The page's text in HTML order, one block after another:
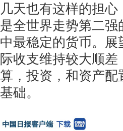
几天也有这样的担
是全世界走势第二
中最稳定的货币。
际收支维持较大顺
算，投资，和资产
基础。